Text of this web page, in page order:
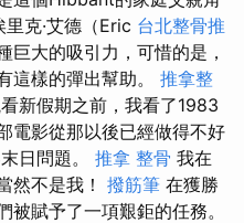
里克·艾德（Eric 台北整骨推
巨大的吸引力，可惜的是，
這樣的彈出幫助。 推拿整
新假期之前，我看了1983
電影從那以後已經做得不好
日問題。 推拿 整骨 我在
然不是我！ 撥筋筆 在獲勝
賦予了一項艱鉅的任務。